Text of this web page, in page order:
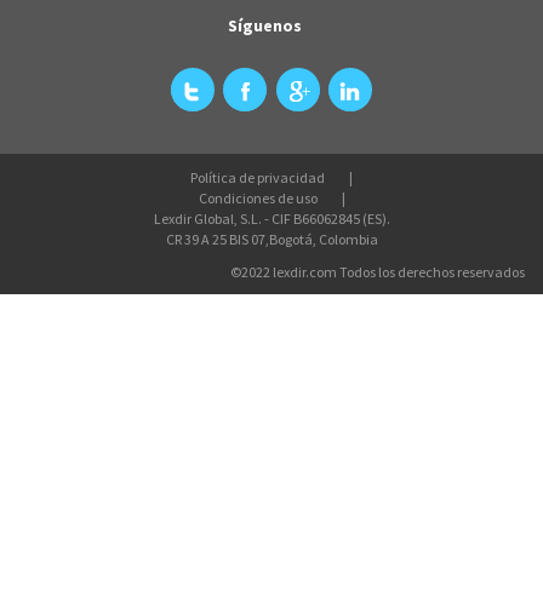
Síguenos
Política de privacidad
Condiciones de uso
Lexdir Global, S.L. - CIF B66062845 (ES).
CR 39 A 25 BIS 07,Bogotá, Colombia
©2022 lexdir.com Todos los derechos reservados